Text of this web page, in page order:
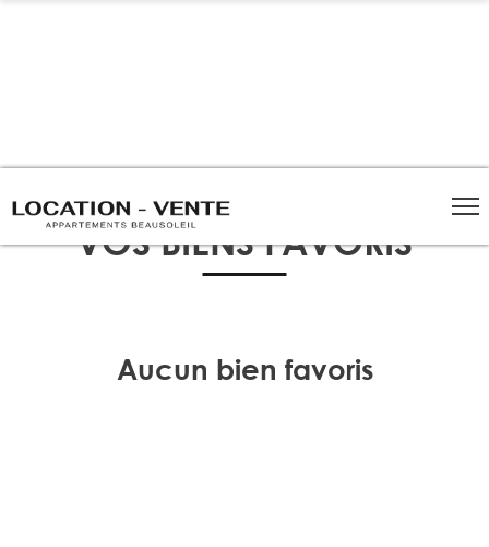
VOS BIENS FAVORIS
Aucun bien favoris